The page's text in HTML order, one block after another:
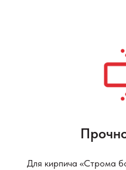
Для кирпича «Строма